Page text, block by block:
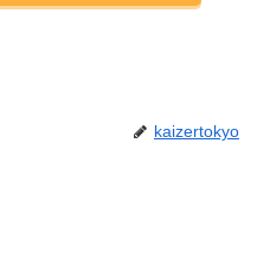
kaizertokyo